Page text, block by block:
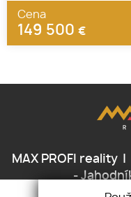
Cena
149 500 €
MAX PROFI reality
-